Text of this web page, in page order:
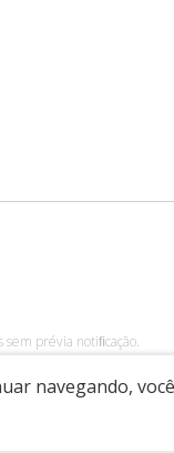
navegando,
sem prévia notiﬁcação.